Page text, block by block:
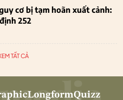
cơ bị tạm hoãn xuất cảnh:
252
TẤT CẢ
LongformQuizz